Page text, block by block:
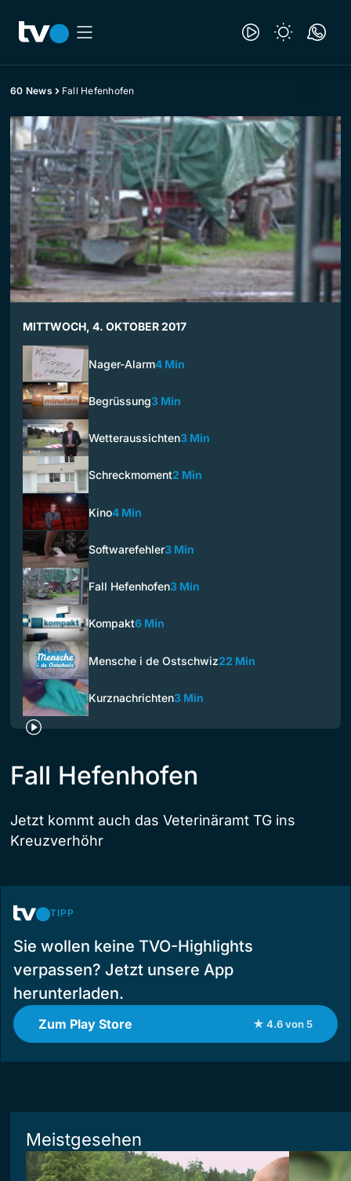
60 News Fall Hefenhofen
MITTWOCH, 4. OKTOBER 2017
Nager-Alarm4 Min
Begrüssung3 Min
Wetteraussichten3 Min
Schreckmoment2 Min
Kino4 Min
Softwarefehler3 Min
Fall Hefenhofen3 Min
Kompakt6 Min
Mensche i de Ostschwiz22 Min
Kurznachrichten3 Min
Fall Hefenhofen
Jetzt kommt auch das Veterinäramt TG ins
Kreuzverhöhr
TIPP
Sie wollen keine TVO-Highlights
verpassen? Jetzt unsere App
herunterladen.
Zum Play Store ★ 4.6 von 5
Meistgesehen